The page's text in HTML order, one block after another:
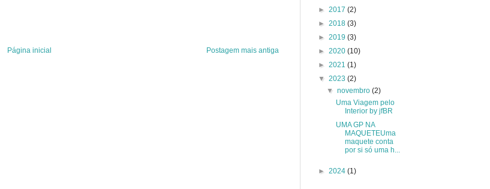
Postagem mais antiga
Página inicial
► 2017 (2)
► 2018 (3)
► 2019 (3)
► 2020 (10)
► 2021 (1)
▼ 2023 (2)
▼novembro(2)
Uma Viagem pelo
Interior by jfBR
UMA GP NA
MAQUETEUma
maquete conta
por si só uma h...
► 2024 (1)